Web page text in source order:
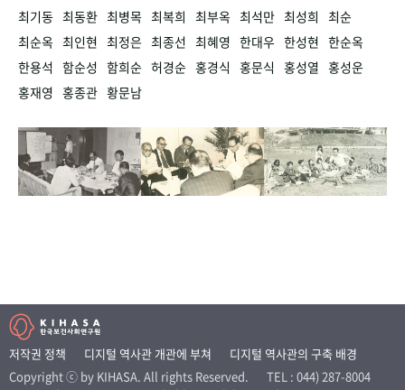
최기동 최동환 최병목 최복희 최부옥 최석만 최성희 최순
최순옥 최인현 최정은 최종선 최혜영 한대우 한성현 한순옥
한용석 함순성 함희순 허경순 홍경식 홍문식 홍성열 홍성운
홍재영 홍종관 황문남
저작권 정책 디지털 역사관 개관에 부쳐
디지털 역사관의 구축 배경
Copyright ⓒ by KIHASA. All rights Reserved.
TEL : 044) 287-8004